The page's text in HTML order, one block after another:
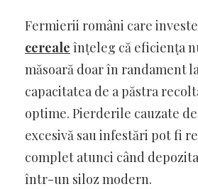
Fermierii români care
cereale înțeleg că eficiența
măsoară doar în randament
capacitatea de a păstra
optime. Pierderile cauzate
excesivă sau infestări pot fi
complet atunci când
într-un siloz modern.